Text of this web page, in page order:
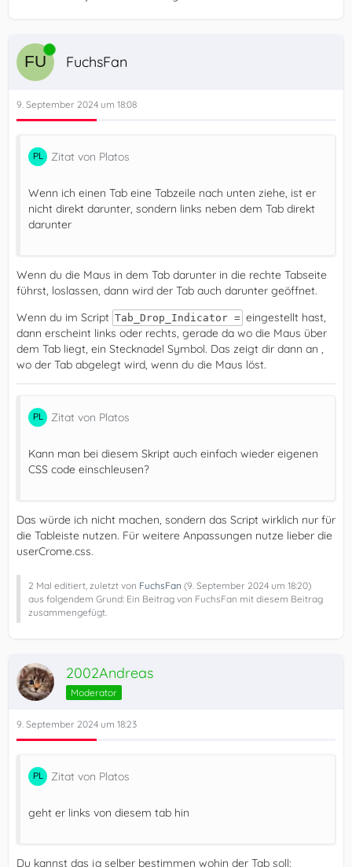
Online
FuchsFan
9. September 2024 um 18:08
Zitat von Platos
Wenn ich einen Tab eine Tabzeile nach unten ziehe, ist er
nicht direkt darunter, sondern links neben dem Tab direkt
darunter
Wenn du die Maus in dem Tab darunter in die rechte Tabseite
führst, loslassen, dann wird der Tab auch darunter geöffnet.
Wenn du im Script Tab_Drop_Indicator = eingestellt hast,
dann erscheint links oder rechts, gerade da wo die Maus über
dem Tab liegt, ein Stecknadel Symbol. Das zeigt dir dann an ,
wo der Tab abgelegt wird, wenn du die Maus löst.
Zitat von Platos
Kann man bei diesem Skript auch einfach wieder eigenen
CSS code einschleusen?
Das würde ich nicht machen, sondern das Script wirklich nur für
die Tableiste nutzen. Für weitere Anpassungen nutze lieber die
userCrome.css.
2 Mal editiert, zuletzt von FuchsFan (9. September 2024 um 18:20)
aus folgendem Grund: Ein Beitrag von FuchsFan mit diesem Beitrag
zusammengefügt.
2002Andreas
Moderator
9. September 2024 um 18:23
Zitat von Platos
geht er links von diesem tab hin
Du kannst das ja selber bestimmen wohin der Tab soll: